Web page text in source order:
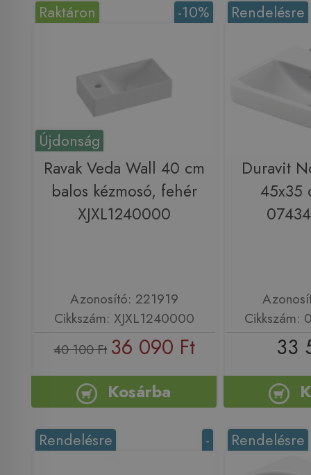
Újdonság
-10%
Raktáron
Ravak Veda Wall 40 cm
balos kézmosó, fehér
XJXL1240000
Azonosító: 221919
Cikkszám: XJXL1240000
40 100 Ft 36 090 Ft
Kosárba
Rendelésre
Duravit
45x35
Cikkszám:
33
-
Rendelésre Rendelésre